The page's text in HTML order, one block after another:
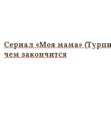
Сериал «Моя мама»
чем закончится